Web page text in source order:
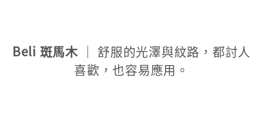
Beli 斑馬木｜ 舒服的光澤與紋路，都討人
喜歡，也容易應用。